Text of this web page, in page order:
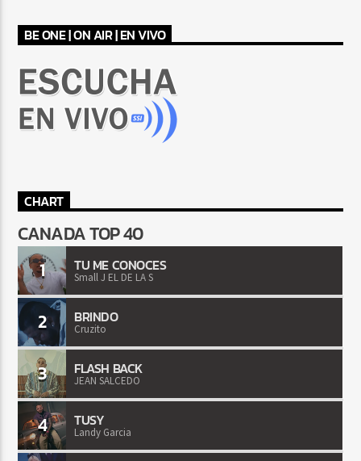
BE ONE | ON AIR | EN VIVO
CHART
CANADA TOP 40
1 TU ME CONOCES
Small J EL DE LA S
2 BRINDO
Cruzito
3 FLASH BACK
JEAN SALCEDO
4 TUSY
Landy Garcia